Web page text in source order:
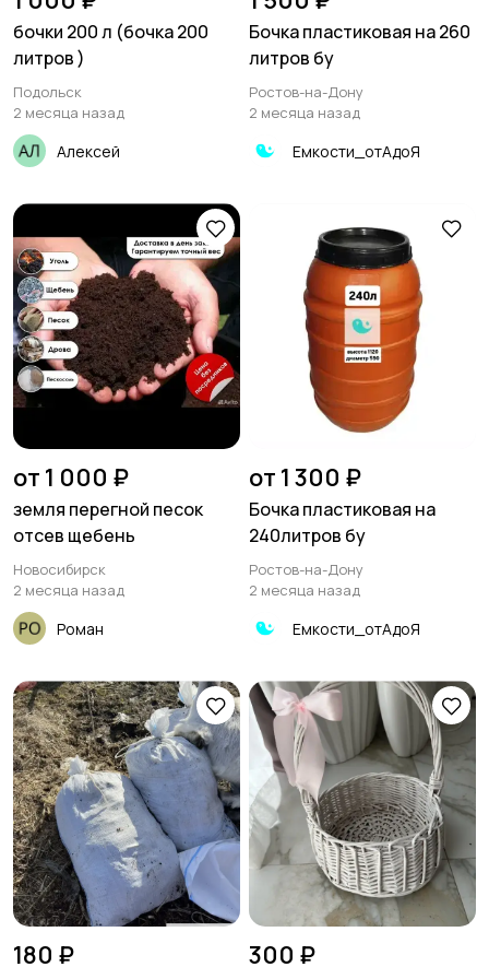
бочки 200 л (бочка 200
литров )
Подольск
2 месяца назад
Алексей
Бочка пластиковая на 260
литров бу
Ростов-на-Дону
2 месяца назад
Емкости_отАдоЯ
от 1 000 ₽
земля перегной песок
отсев щебень
Новосибирск
2 месяца назад
Роман
от 1 300 ₽
Бочка пластиковая на
240литров бу
Ростов-на-Дону
2 месяца назад
Емкости_отАдоЯ
180 ₽ 300 ₽